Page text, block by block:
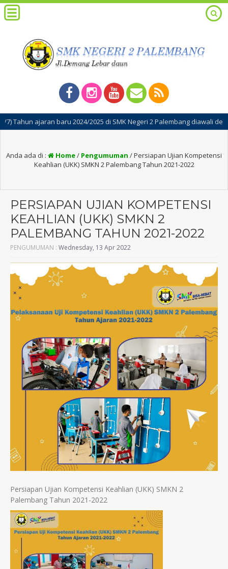
baru 2024/2025 di SMK Negeri 2 Palembang diawali dengan
Anda ada di : Home/ Pengumuman /Persiapan Ujian Kompetensi
Keahlian (UKK) SMKN 2 Palembang Tahun 2021-2022
PERSIAPAN UJIAN KOMPETENSI
KEAHLIAN (UKK) SMKN 2
PALEMBANG TAHUN 2021-2022
PENGUMUMAN : Wednesday, 13 Apr 2022
Persiapan Ujian Kompetensi Keahlian (UKK) SMKN 2
Palembang Tahun 2021-2022